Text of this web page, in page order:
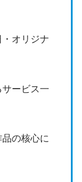
・オリジナ
ービス一
の核心に